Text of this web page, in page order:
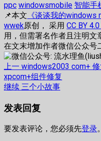
ppc windowsmobile 智能手
📌本文 《谈谈我的windows
wwek原创， 采用 CC BY
用，但需署名作者且注明
在文末增加作者微信公众号
文
章
导
航
上一 上
篇
文
windows2003 com+
xpcom+组件修复
继续 下
文
三个小故事
发表回复
要发表评论，您必须先登录。